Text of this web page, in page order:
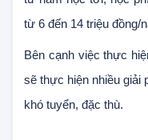
trường trung bình
từ năm học tới, học
từ 6 đến 14 triệu
Bên cạnh việc thực
sẽ thực hiện nhiều